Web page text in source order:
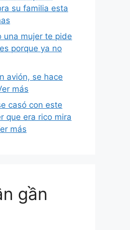
su familia esta
una mujer te pide
porque ya no
avión, se hace
más
casó con este
que era rico mira
más
gần